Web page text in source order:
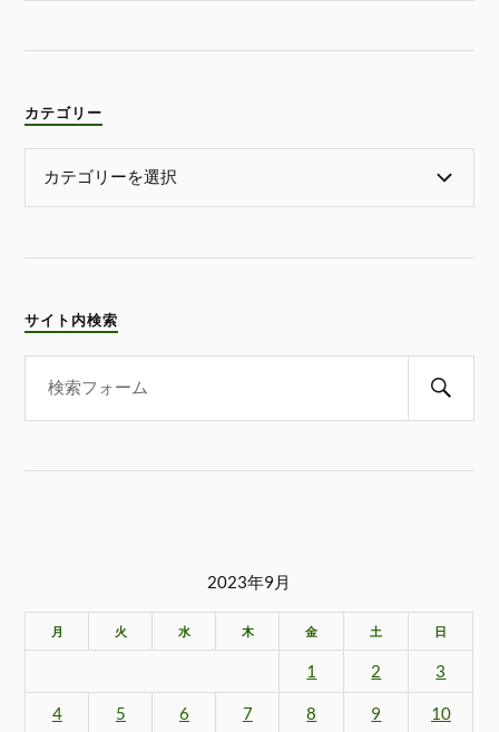
カテゴリー
サイト内検索
2023年9月
月 火 水 木 金 土 日
1 2 3
4 5 6 7 8 9 10